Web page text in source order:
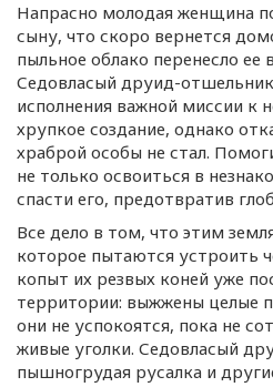
Напрасно молодая женщина
сыну, что скоро вернется
пыльное облако перенесло ее
Седовласый друид-отшельник
исполнения важной миссии к
хрупкое создание, однако
храброй особы не стал.
не только освоиться в
спасти его, предотвратив
Все дело в том, что этим
которое пытаются устроить
копыт их резвых коней уже
территории: выжжены целые
они не успокоятся, пока не
живые уголки. Седовласый
пышногрудая русалка и